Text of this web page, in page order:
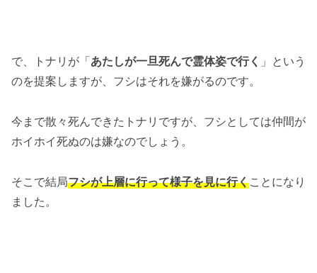
で、トナリが「あたしが一旦死んで霊体姿で行く 」という
のを提案しますが、フシはそれを嫌がるのです。
今まで散々死んできたトナリですが、フシとしては仲間が
ホイホイ死ぬのは嫌なのでしょう。
そこで結局フシが上層に行って様子を見に行くことになり
ました。